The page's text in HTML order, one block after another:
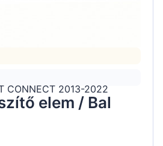
CONNECT 2013-2022
elem / Bal